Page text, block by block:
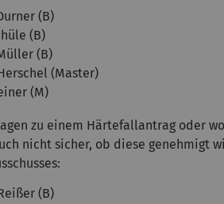
(B)
(B)
(B)
(Master)
(M)
zu einem Härtefallantrag oder
nicht sicher, ob diese genehmigt
(B)